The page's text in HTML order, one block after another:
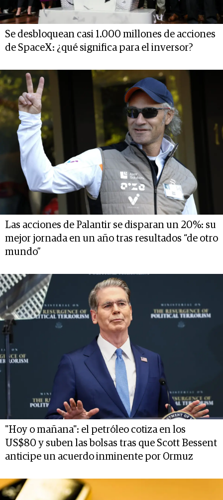
Se desbloquean casi 1.000 millones de acciones
de SpaceX: ¿qué significa para el inversor?
Las acciones de Palantir se disparan un 20%: su
mejor jornada en un año tras resultados “de otro
mundo”
"Hoy o mañana": el petróleo cotiza en los
US$80 y suben las bolsas tras que Scott Bessent
anticipe un acuerdo inminente por Ormuz